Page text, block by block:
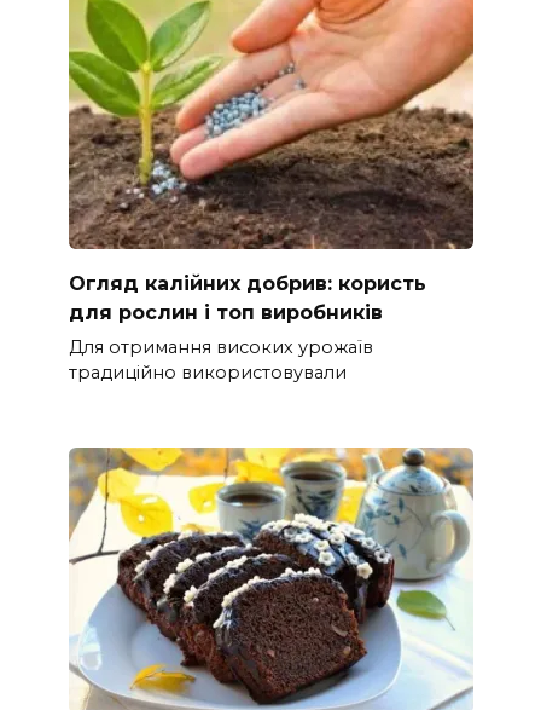
Огляд калійних добрив: користь
для рослин і топ виробників
Для отримання високих урожаїв
традиційно використовували